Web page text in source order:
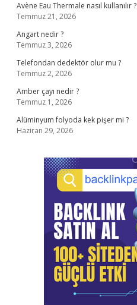
Avène Eau Thermale nasıl kullanılır ?
Temmuz 21, 2026
Angart nedir ?
Temmuz 3, 2026
Telefondan dedektör olur mu ?
Temmuz 2, 2026
Amber çayı nedir ?
Temmuz 1, 2026
Alüminyum folyoda kek pişer mi ?
Haziran 29, 2026